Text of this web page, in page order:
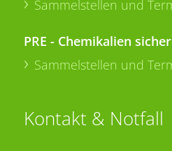
Sammelstellen und
PRE - Chemikalien
Sammelstellen und
Kontakt & Notfall